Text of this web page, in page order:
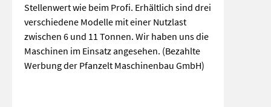
Stellenwert wie beim Profi. Erhältlich sind drei
verschiedene Modelle mit einer Nutzlast
zwischen 6 und 11 Tonnen. Wir haben uns die
Maschinen im Einsatz angesehen. (Bezahlte
Werbung der Pfanzelt Maschinenbau GmbH)